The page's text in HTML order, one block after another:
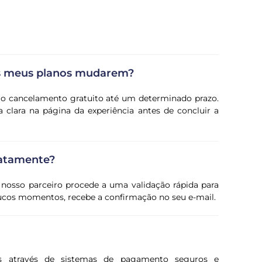
meus planos mudarem?
cancelamento gratuito até um determinado prazo.
clara na página da experiência antes de concluir a
parceiro procede a uma validação rápida para
momentos, recebe a confirmação no seu e-mail.
através de sistemas de pagamento seguros e